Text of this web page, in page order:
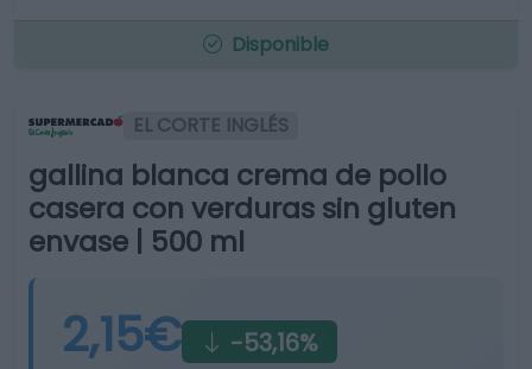
Disponible
EL CORTE INGLÉS
gallina blanca crema de pollo
casera con verduras sin gluten
envase | 500 ml
2,15€ -53,16%